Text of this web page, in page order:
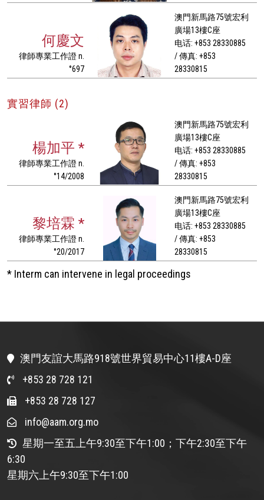
何慶文
律師專業工作證 n.
°697
澳門新馬路75號宏利
廣場13樓C座
电话: +853 28330885
/ 傳真: +853
28330815
實習律師 (2)
楊加平 *
律師專業工作證 n.
°14/2008
澳門新馬路75號宏利
廣場13樓C座
电话: +853 28330885
/ 傳真: +853
28330815
黎培霖 *
律師專業工作證 n.
°20/2017
澳門新馬路75號宏利
廣場13樓C座
电话: +853 28330885
/ 傳真: +853
28330815
* Interm can intervene in legal proceedings
澳門友誼大馬路918號世界貿易中心11樓A-D座
+853 28 728 121
+853 28 728 127
info@aam.org.mo
星期一至五上午9:30至下午1:00；下午2:30至下午
6:30
星期六上午9:30至下午1:00